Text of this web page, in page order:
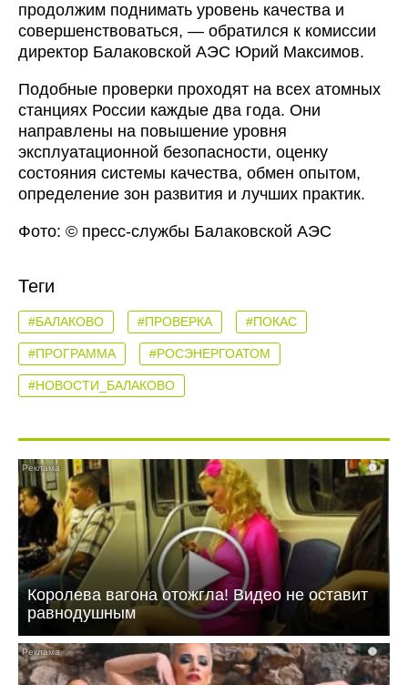
продолжим поднимать уровень качества и
совершенствоваться, — обратился к комиссии
директор Балаковской АЭС Юрий Максимов.
Подобные проверки проходят на всех атомных
станциях России каждые два года. Они
направлены на повышение уровня
эксплуатационной безопасности, оценку
состояния системы качества, обмен опытом,
определение зон развития и лучших практик.
Фото: © пресс-службы Балаковской АЭС
Теги
#БАЛАКОВО #ПРОВЕРКА #ПОКАС
#ПРОГРАММА #РОСЭНЕРГОАТОМ
#НОВОСТИ_БАЛАКОВО
i
Королева вагона отожгла! Видео не оставит
равнодушным
i